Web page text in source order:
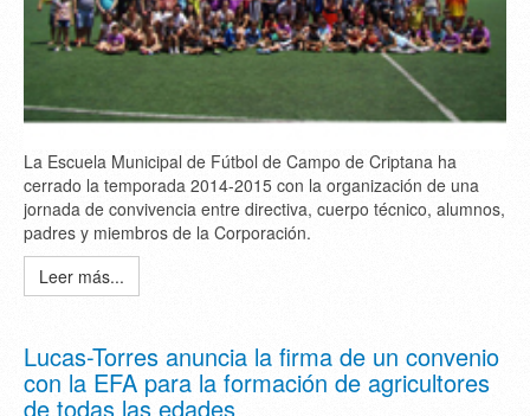
La Escuela Municipal de Fútbol de Campo de Criptana ha
cerrado la temporada 2014-2015 con la organización de una
jornada de convivencia entre directiva, cuerpo técnico, alumnos,
padres y miembros de la Corporación.
Leer más...
Lucas-Torres anuncia la firma de un convenio
con la EFA para la formación de agricultores
de todas las edades